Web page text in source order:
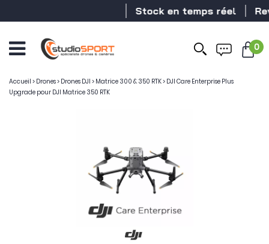
Stock en temps réel
0
Accueil > Drones> Drones DJI > Matrice 300 & 350 RTK> DJI Care Enterprise Plus
Upgrade pour DJI Matrice 350 RTK